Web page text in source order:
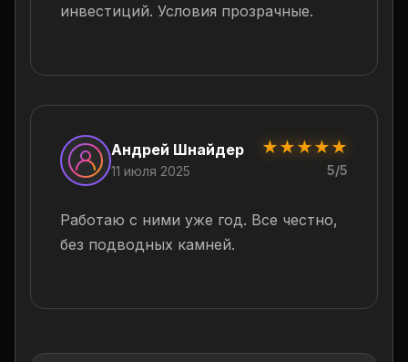
инвестиций. Условия прозрачные.
Андрей Шнайдер
11 июля 2025
★★★★★
5/5
Работаю с ними уже год. Все честно,
без подводных камней.